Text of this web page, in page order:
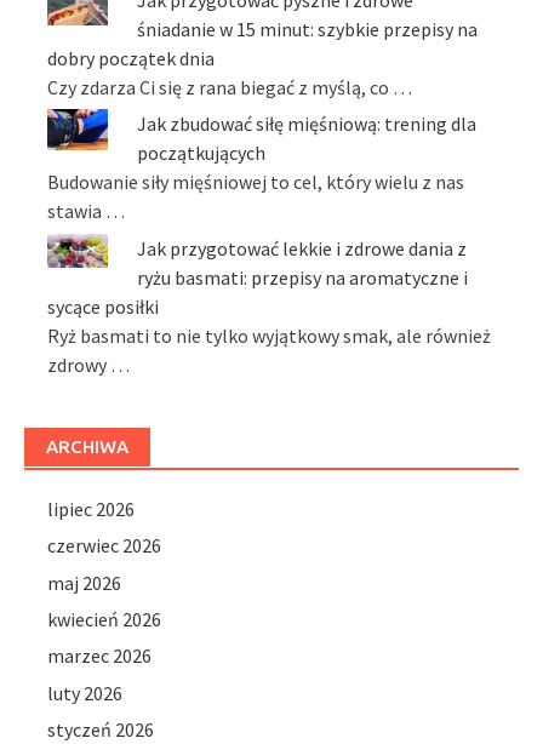
śniadanie w 15 minut: szybkie przepisy na
dobry początek dnia
Czy zdarza Ci się z rana biegać z myślą, co …
Jak zbudować siłę mięśniową: trening dla
początkujących
Budowanie siły mięśniowej to cel, który wielu z nas
stawia …
Jak przygotować lekkie i zdrowe dania z
ryżu basmati: przepisy na aromatyczne i
sycące posiłki
Ryż basmati to nie tylko wyjątkowy smak, ale również
zdrowy …
ARCHIWA
lipiec 2026
czerwiec 2026
maj 2026
kwiecień 2026
marzec 2026
luty 2026
styczeń 2026